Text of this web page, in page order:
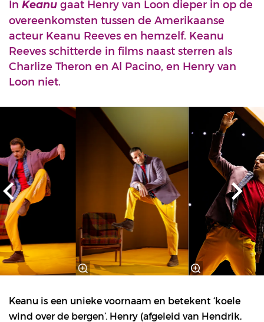
In Keanu gaat Henry van Loon dieper in op de
overeenkomsten tussen de Amerikaanse
acteur Keanu Reeves en hemzelf. Keanu
Reeves schitterde in films naast sterren als
Charlize Theron en Al Pacino, en Henry van
Loon niet.
Keanu is een unieke voornaam en betekent ‘koele
wind over de bergen’. Henry (afgeleid van Hendrik,